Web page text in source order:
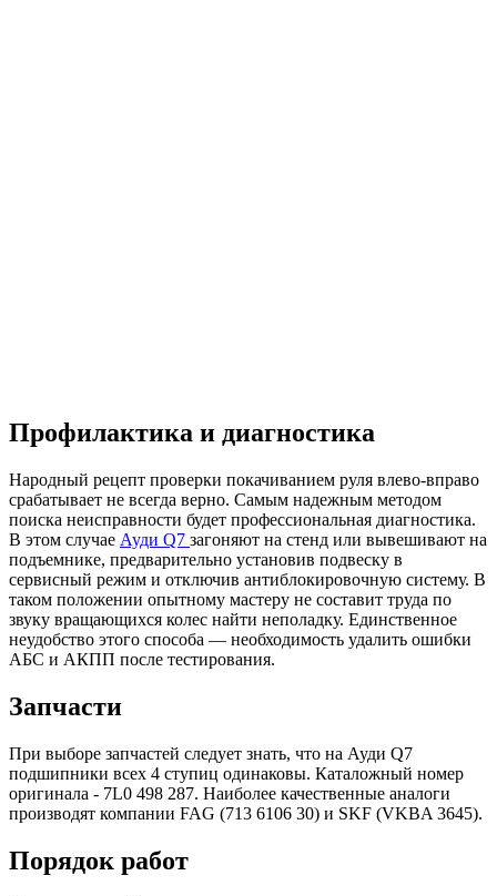
Профилактика и диагностика
Народный рецепт проверки покачиванием руля влево-вправо
срабатывает не всегда верно. Самым надежным методом
поиска неисправности будет профессиональная диагностика.
В этом случае Ауди Q7 загоняют на стенд или вывешивают на
подъемнике, предварительно установив подвеску в
сервисный режим и отключив антиблокировочную систему. В
таком положении опытному мастеру не составит труда по
звуку вращающихся колес найти неполадку. Единственное
неудобство этого способа — необходимость удалить ошибки
АБС и АКПП после тестирования.
Запчасти
При выборе запчастей следует знать, что на Ауди Q7
подшипники всех 4 ступиц одинаковы. Каталожный номер
оригинала - 7L0 498 287. Наиболее качественные аналоги
производят компании FAG (713 6106 30) и SKF (VKBA 3645).
Порядок работ